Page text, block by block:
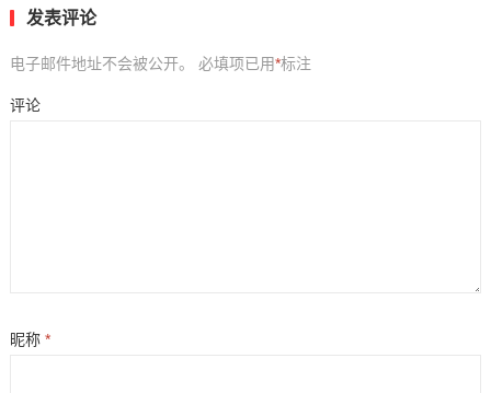
发表评论
电子邮件地址不会被公开。 必填项已用*标注
评论
昵称 *